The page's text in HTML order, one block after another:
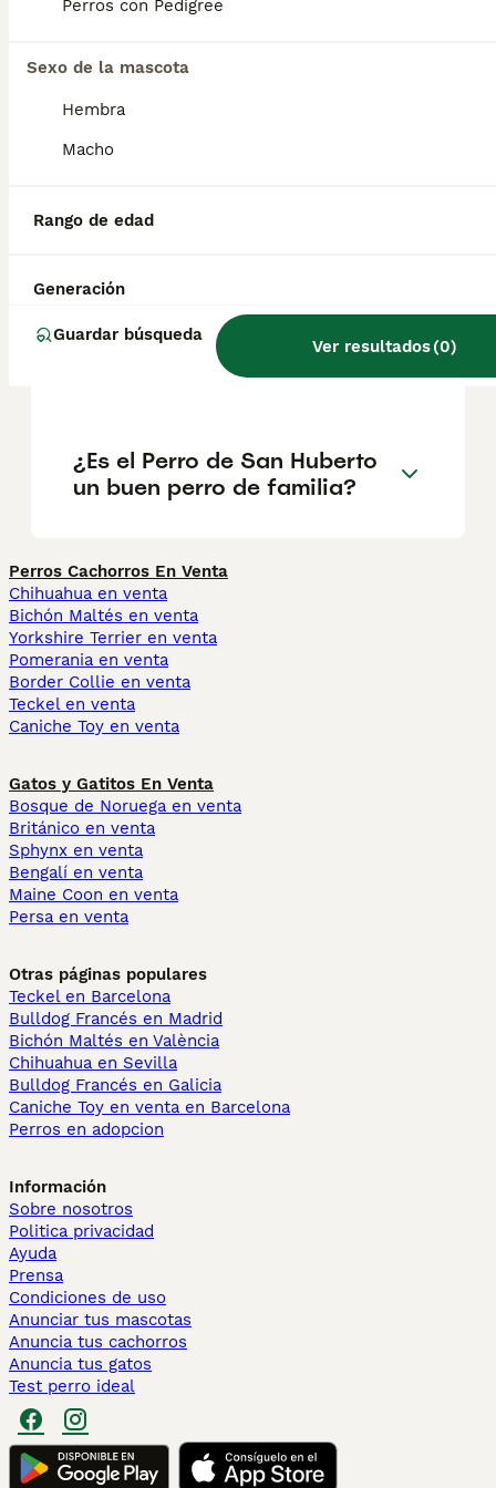
Perros con Pedigree
Sexo de la mascota
Hembra
Macho
Rango de edad
Generación
Guardar búsqueda
Ver resultados(0)
¿Cuánto cuesta un perro de
San Huberto?
¿Qué raza es el perro de San
¿Es el Perro de San Huberto
un buen perro de familia?
Perros Cachorros En Venta
Chihuahua en venta
Bichón Maltés en venta
Yorkshire Terrier en venta
Pomerania en venta
Border Collie en venta
Teckel en venta
Caniche Toy en venta
Gatos y Gatitos En Venta
Bosque de Noruega en venta
Británico en venta
Sphynx en venta
Bengalí en venta
Maine Coon en venta
Persa en venta
Otras páginas populares
Teckel en Barcelona
Bulldog Francés en Madrid
Bichón Maltés en València
Chihuahua en Sevilla
Bulldog Francés en Galicia
Caniche Toy en venta en Barcelona
Perros en adopcion
Información
Sobre nosotros
Politica privacidad
Ayuda
Prensa
Condiciones de uso
Anunciar tus mascotas
Anuncia tus cachorros
Anuncia tus gatos
Test perro ideal